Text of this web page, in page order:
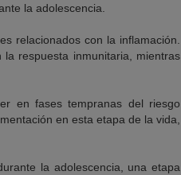
la adolescencia.
relacionados con la inflamación.
respuesta inmunitaria, mientras
en fases tempranas del riesgo
en esta etapa de la vida,
la adolescencia, una etapa